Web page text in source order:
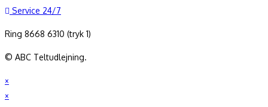
Service 24/7
Ring 8668 6310 (tryk 1)
© ABC Teltudlejning.
×
×